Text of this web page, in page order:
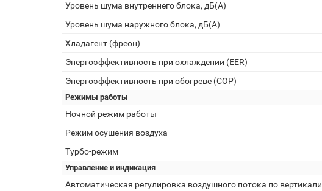
Уровень шума внутреннего блока, дБ(А)
Уровень шума наружного блока, дБ(А)
Хладагент (фреон)
Энергоэффективность при охлаждении (EER)
Энергоэффективность при обогреве (COP)
Режимы работы
Ночной режим работы
Режим осушения воздуха
Турбо-режим
Управление и индикация
Автоматическая регулировка воздушного потока по вертикали